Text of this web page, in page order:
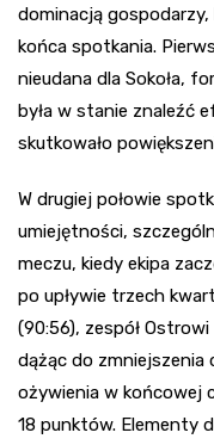
dominacją
końca spotkania.
nieudana dla Sokoła,
była w stanie znaleźć
skutkowało
W drugiej połowie
umiejętności,
meczu, kiedy ekipa
po upływie trzech
(90:56), zespół
dążąc do zmniejszenia
ożywienia w końcowej
18 punktów. Elementy